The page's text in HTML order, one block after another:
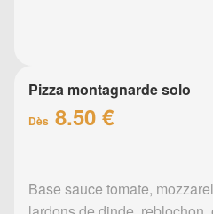
Pizza montagnarde solo
Dès 8.50 €
Base sauce tomate,